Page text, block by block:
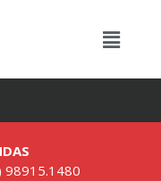
98915.1480